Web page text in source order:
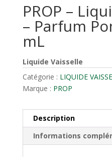
PROP –
– Parfum
mL
Liquide Vaisselle
Catégorie : LIQUIDE
Marque : PROP
Description
Informations